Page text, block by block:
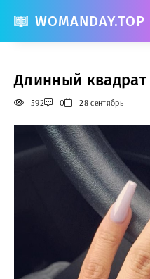
WOMANDAY.TOP
Длинный квадрат
592 0 28 сентябрь